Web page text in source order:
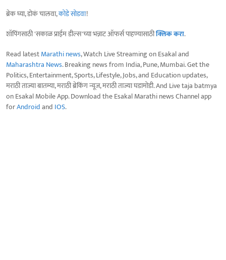
ब्रेक घ्या, डोकं चालवा,कोडे सोडवा!
शॉपिंगसाठी 'सकाळ प्राईम डील्स'च्या भन्नाट ऑफर्स पाहण्यासाठीक्लिक करा.
Read latestMarathi news, Watch Live Streaming on Esakal and
Maharashtra News. Breaking news from India, Pune, Mumbai. Get the
Politics, Entertainment, Sports, Lifestyle, Jobs, and Education updates,
मराठी ताज्या बातम्या, मराठी ब्रेकिंग न्यूज, मराठी ताज्या घडामोडी. And Live taja batmya
on Esakal Mobile App. Download the Esakal Marathi news Channel app
forAndroidand IOS.